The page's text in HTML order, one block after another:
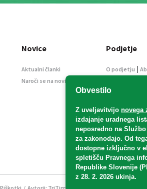
Obvestilo
Z uveljavitvijo novega
izdajanje uradnega
neposredno na
za zakonodajo. Od
dostopne izključno v
spletišču Pravnega
Republike Slovenije
z 28. 2. 2026 ukinja.
Novice
Aktualni članki
Naroči se na novice
Podjetje
O podjetju |
Informacije
Oglaševanje
Splošni pogoji
Izjava o
podatkov
E-dražbe